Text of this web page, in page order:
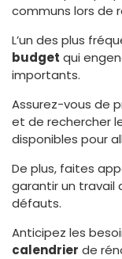
communs lors de
L’un des plus
budget qui
importants.
Assurez-vous de
et de rechercher
disponibles pour
De plus, faites
garantir un travail
défauts.
Anticipez les
calendrier de